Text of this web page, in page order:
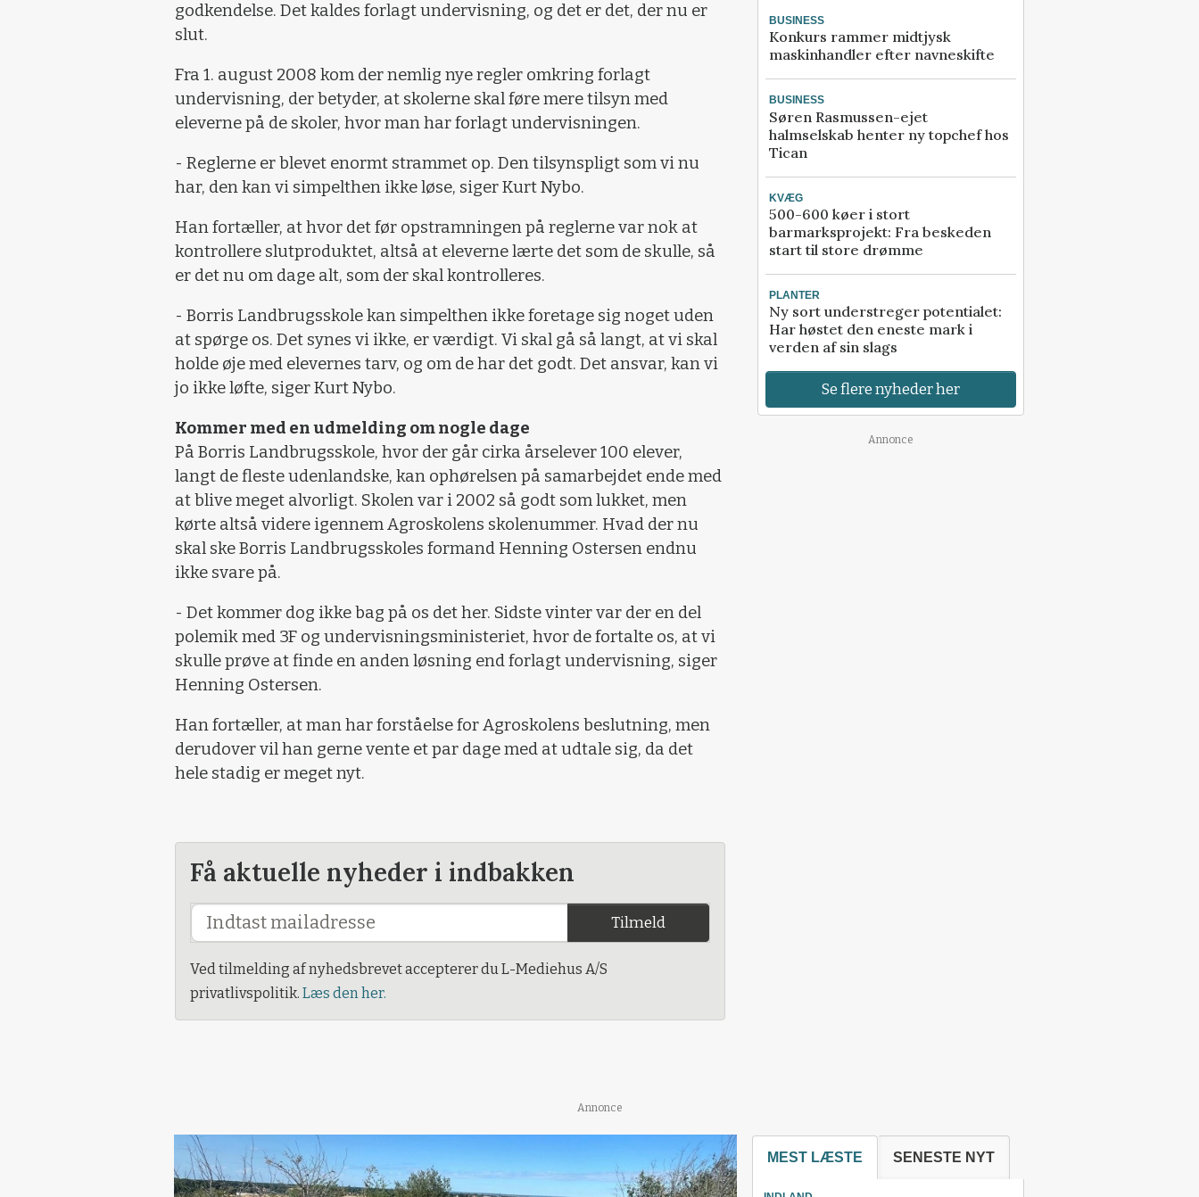
godkendelse. Det kaldes forlagt undervisning, og det er det, der nu er
slut.
Fra 1. august 2008 kom der nemlig nye regler omkring forlagt
undervisning, der betyder, at skolerne skal føre mere tilsyn med
eleverne på de skoler, hvor man har forlagt undervisningen.
- Reglerne er blevet enormt strammet op. Den tilsynspligt som vi nu
har, den kan vi simpelthen ikke løse, siger Kurt Nybo.
Han fortæller, at hvor det før opstramningen på reglerne var nok at
kontrollere slutproduktet, altså at eleverne lærte det som de skulle, så
er det nu om dage alt, som der skal kontrolleres.
- Borris Landbrugsskole kan simpelthen ikke foretage sig noget uden
at spørge os. Det synes vi ikke, er værdigt. Vi skal gå så langt, at vi skal
holde øje med elevernes tarv, og om de har det godt. Det ansvar, kan vi
jo ikke løfte, siger Kurt Nybo.
Kommer med en udmelding om nogle dage
På Borris Landbrugsskole, hvor der går cirka årselever 100 elever,
langt de fleste udenlandske, kan ophørelsen på samarbejdet ende med
at blive meget alvorligt. Skolen var i 2002 så godt som lukket, men
kørte altså videre igennem Agroskolens skolenummer. Hvad der nu
skal ske Borris Landbrugsskoles formand Henning Ostersen endnu
ikke svare på.
- Det kommer dog ikke bag på os det her. Sidste vinter var der en del
polemik med 3F og undervisningsministeriet, hvor de fortalte os, at vi
skulle prøve at finde en anden løsning end forlagt undervisning, siger
Henning Ostersen.
Han fortæller, at man har forståelse for Agroskolens beslutning, men
derudover vil han gerne vente et par dage med at udtale sig, da det
hele stadig er meget nyt.
Få aktuelle nyheder i indbakken
Tilmeld
Ved tilmelding af nyhedsbrevet accepterer du L-Mediehus A/S
privatlivspolitik. Læs den her.
BUSINESS
Konkurs rammer midtjysk
maskinhandler efter navneskifte
BUSINESS
Søren Rasmussen-ejet
halmselskab henter ny topchef hos
Tican
KVÆG
500-600 køer i stort
barmarksprojekt: Fra beskeden
start til store drømme
PLANTER
Ny sort understreger potentialet:
Har høstet den eneste mark i
verden af sin slags
Se flere nyheder her
Annonce
Annonce
MEST LÆSTE SENESTE NYT